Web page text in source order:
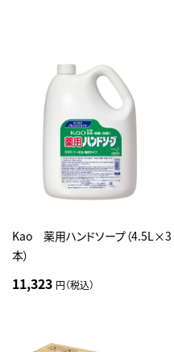
Kao 薬用ハンドソープ（4.5L×3
本）
11,323 円（税込）